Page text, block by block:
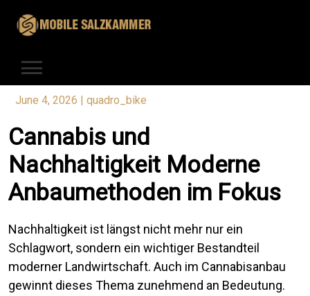
content
June 4, 2026 | quadro_bike
Cannabis und
Nachhaltigkeit Moderne
Anbaumethoden im Fokus
Nachhaltigkeit ist längst nicht mehr nur ein
Schlagwort, sondern ein wichtiger Bestandteil
moderner Landwirtschaft. Auch im Cannabisanbau
gewinnt dieses Thema zunehmend an Bedeutung.